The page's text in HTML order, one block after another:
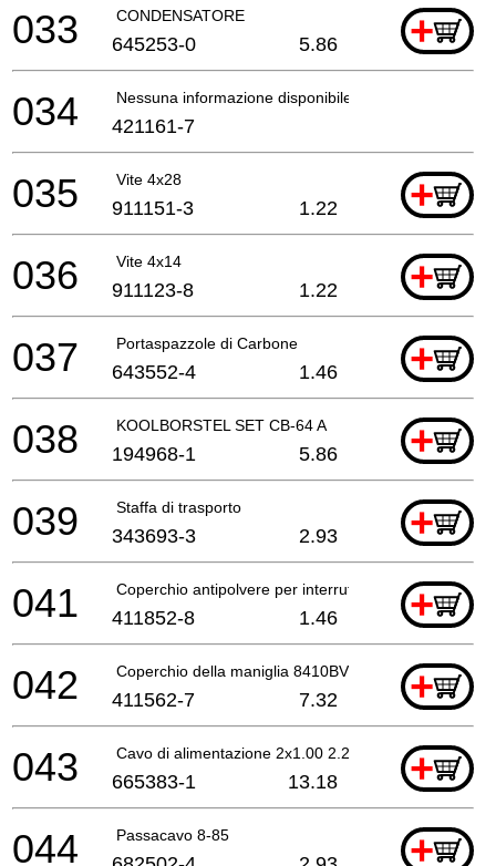
CONDENSATORE +
033 645253-0 5.86
Nessuna informazione disponibile, non ordinabile
034 421161-7
Vite 4x28 +
035 911151-3 1.22
Vite 4x14 +
036 911123-8 1.22
Portaspazzole di Carbone +
037 643552-4 1.46
KOOLBORSTEL SET CB-64 A +
038 194968-1 5.86
Staffa di trasporto +
039 343693-3 2.93
Coperchio antipolvere per interruttore +
041 411852-8 1.46
Coperchio della maniglia 8410BV * +
042 411562-7 7.32
Cavo di alimentazione 2x1.00 2.2mtr +
043 665383-1 13.18
Passacavo 8-85 +
044